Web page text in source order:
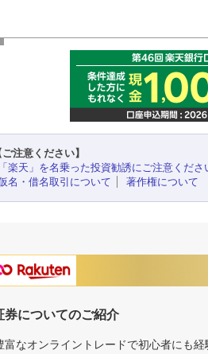
ご注意ください】
「楽天」を名乗った投資勧誘にご注意くださ
名・借名取引について
著作権について
券についてのご紹介
富なオンライントレードで初心者にも